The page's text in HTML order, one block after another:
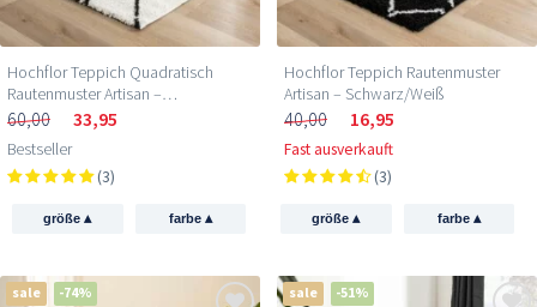
Hochflor Teppich Quadratisch
Rautenmuster Artisan –
Weiß/Schwarz
60,00 33,95
Bestseller
(3)
größe▴ farbe ▴
Hochflor Teppich Rautenmuster
Artisan – Schwarz/Weiß
40,00 16,95
Fast ausverkauft
(3)
größe▴ farbe ▴
sale -74% sale -51%